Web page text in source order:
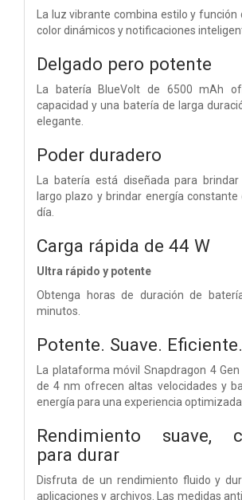
La luz vibrante combina estilo y función
color dinámicos y notificaciones
Delgado pero potente
La batería BlueVolt de 6500 mAh
capacidad y una batería de larga
elegante.
Poder duradero
La batería está diseñada para
largo plazo y brindar energía constante
día.
Carga rápida de 44 W
Ultra rápido y potente
Obtenga horas de duración de
minutos.
Potente. Suave. Eficiente.
La plataforma móvil Snapdragon 4
de 4 nm ofrecen altas velocidades y
energía para una experiencia optimizada.
Rendimiento suave,
para durar
Disfruta de un rendimiento fluido y
aplicaciones y archivos. Las medidas